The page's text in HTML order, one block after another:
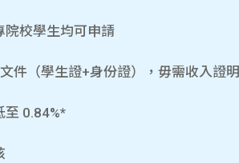
院校學生均可申請
件（學生證+身份證），毋需收入證明
至 0.84%*